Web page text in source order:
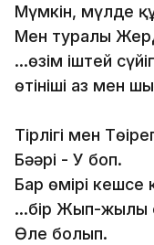
Мүмкін, мүлде
Мен туралы
...өзім іштей
өтініші аз мен
Тірлігің мен
Бәәрі - У боп.
Бар өмірің кешсе
...бір Жып-жылы
Өлең болып.